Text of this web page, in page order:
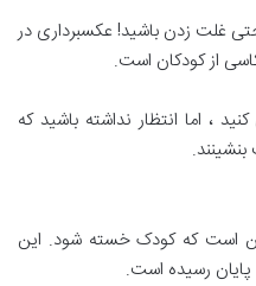
غلت زدن باشید! عکسبرداری در
از کودکان است.
، اما انتظار نداشته باشید که
است که کودک خسته شود. این
رسیده است.